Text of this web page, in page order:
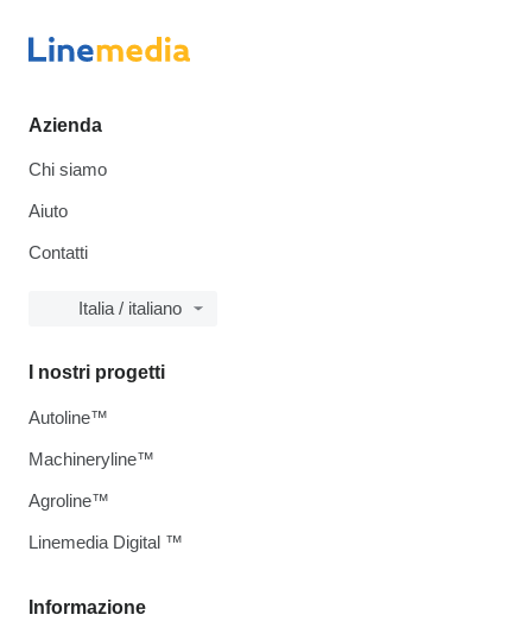
Azienda
Chi siamo
Aiuto
Contatti
Italia / italiano
Informazione
I nostri progetti
Autoline™
Machineryline™
Agroline™
Linemedia Digital ™